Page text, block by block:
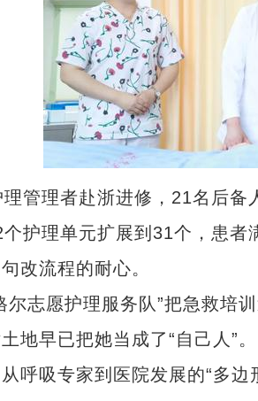
理者赴浙进修，21名后备
护理单元扩展到31个，患
改流程的耐心。
志愿护理服务队”把急救培训
地早已把她当成了“自己人”。
吸专家到医院发展的“多边